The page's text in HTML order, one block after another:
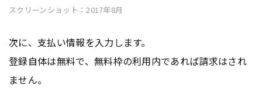
スクリーンショット：2017年8月
次に、支払い情報を入力します。
登録自体は無料で、無料枠の利用内であれば請求はされ
ません。